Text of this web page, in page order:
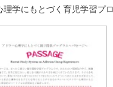
学にもとづく育児学習プ